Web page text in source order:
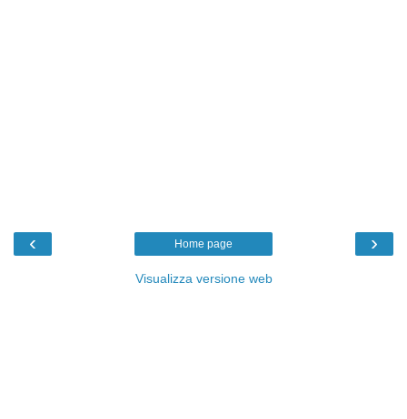
‹ ›
Home page
Visualizza versione web